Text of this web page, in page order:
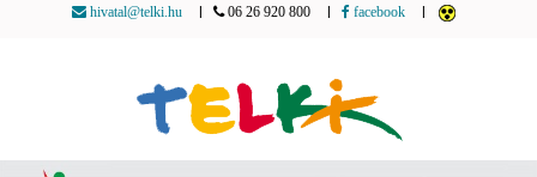
hivatal@telki.hu 06 26 920 800 facebook